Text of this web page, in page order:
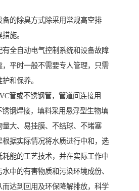
的除臭方式除采用常规高空排
施。
有全自动电气控制系统和设备故障
平时一般不需要专人管理，只需
和保养。
管或不锈钢管，管道间连接用
钢焊接，填料采用悬浮型生物填
大、易挂膜、不结球、不堵塞
据实际情况将水质进行中和，选
能的工艺技术，并在实际工作中
中的有害物质和污染环境成份、
而达到回用及环保降解排放，科学